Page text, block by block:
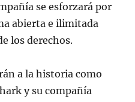
se esforzará por
abierta e ilimitada
los derechos.
a la historia como
y su compañía